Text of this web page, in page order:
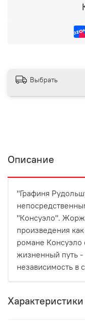
Выбрать
Описание
"Графиня
"Консуэло". Жорж
произведения
романе Консуэло
жизненный путь -
независимость в
Характеристики